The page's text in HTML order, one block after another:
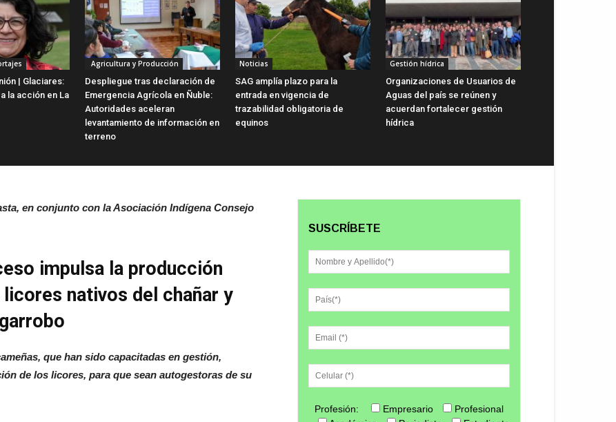
| Glaciares:
la acción en La
Agricultura y Producción
Despliegue tras declaración de
Emergencia Agrícola en Ñuble:
Autoridades aceleran
levantamiento de información en
terreno
Noticias
SAG amplía plazo para la
entrada en vigencia de
trazabilidad obligatoria de
equinos
Gestión hídrica
Organizaciones de Usuarios de
Aguas del país se reúnen y
acuerdan fortalecer gestión
hídrica
en conjunto con la Asociación Indígena Consejo
impulsa la producción
nativos del chañar y
que han sido capacitadas en gestión,
de los licores, para que sean autogestoras de su
SUSCRÍBETE
Profesión: Empresario
Profesional